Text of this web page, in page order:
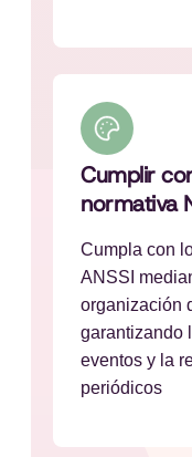
Cumplir
normativa
Cumpla con
ANSSI
organización
garantizando
eventos y la
periódicos